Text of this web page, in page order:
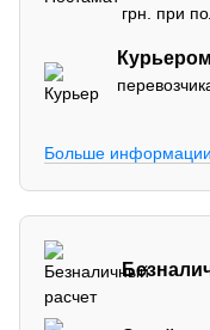
грн. при
Больше информации